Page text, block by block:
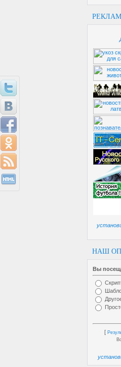
НАШ
Вы
[